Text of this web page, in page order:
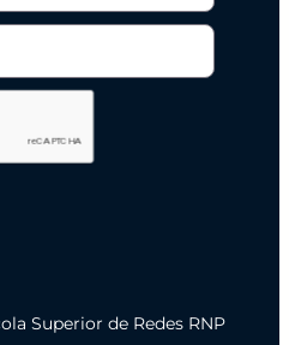
Superior de Redes RNP